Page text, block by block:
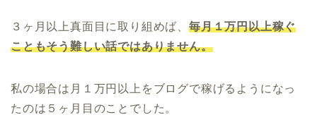
３ヶ月以上真面目に取り組めば、 毎月１万円以上稼ぐ
こともそう難しい話ではありません。
私の場合は月１万円以上をブログで稼げるようになっ
たのは５ヶ月目のことでした。